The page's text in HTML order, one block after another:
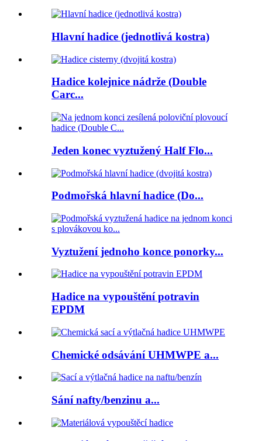
Hlavní hadice (jednotlivá kostra)
Hadice kolejnice nádrže (Double
Carc...
Jeden konec vyztužený Half Flo...
Podmořská hlavní hadice (Do...
Vyztužení jednoho konce ponorky...
Hadice na vypouštění potravin
EPDM
Chemické odsávání UHMWPE a...
Sání nafty/benzinu a...